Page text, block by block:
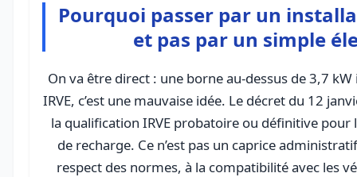
Pourquoi passer par un
et pas par un simple
On va être direct : une borne au-dessus de 3,7
IRVE, c’est une mauvaise idée. Le décret du 12
la qualification IRVE probatoire ou définitive pour
de recharge. Ce n’est pas un caprice
respect des normes, à la compatibilité avec les